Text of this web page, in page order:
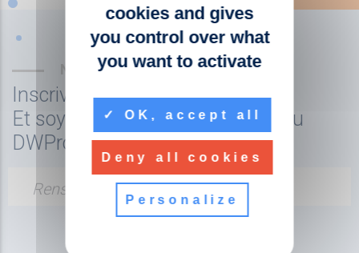
NEWSLETTER
Inscrivez-vous à la newsletter
Et soyez tenu au courant de l'actu
DWPro
Renseignez votre adresse email
cookies and gives
you control over what
you want to activate
OK, accept all
Deny all cookies
Personalize